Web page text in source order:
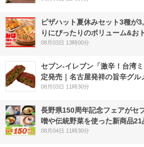
ピザハット夏休みセット3種が
りにぴったりのボリューム&お
08月03日 13時00分
セブン-イレブン「激辛！台湾
定発売｜名古屋発祥の旨辛グル
08月03日 11時30分
長野県150周年記念フェアが
噌や伝統野菜を使った新商品21
08月04日 11時30分